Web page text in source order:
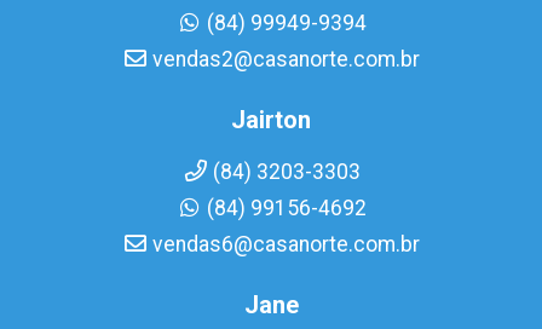
(84) 99949-9394
vendas2@casanorte.com.br
Jairton
(84) 3203-3303
(84) 99156-4692
vendas6@casanorte.com.br
Jane